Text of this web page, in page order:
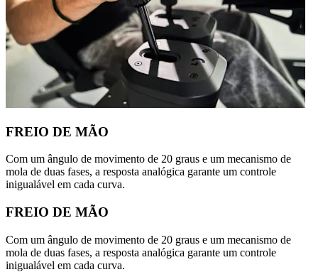
FREIO DE MÃO
Com um ângulo de movimento de 20 graus e um mecanismo de
mola de duas fases, a resposta analógica garante um controle
inigualável em cada curva.
FREIO DE MÃO
Com um ângulo de movimento de 20 graus e um mecanismo de
mola de duas fases, a resposta analógica garante um controle
inigualável em cada curva.